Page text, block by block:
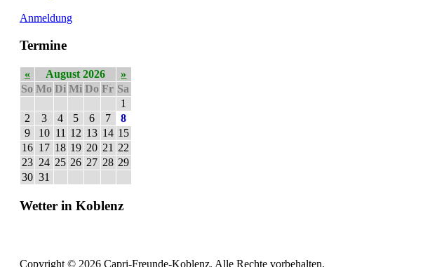
Anmeldung
Termine
« August 2026
»
So Mo Di Mi Do Fr Sa
1
2
3 4 5 6 7
8
9
10 11 12 13 14 15
16 17 18 19 20 21 22
23 24 25 26 27 28 29
30 31
Wetter in Koblenz
Copyright © 2026 Capri-Freunde-Koblenz. Alle Rechte vorbehalten.